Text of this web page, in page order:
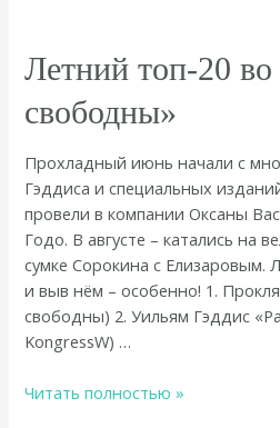
история
воскрешения»
Летний топ-20
свободны» ​
Прохладный июнь начали с
Гэддиса и специальных
провели в компании Оксаны
Годо. В августе – катались на
сумке Сорокина с Елизаровым.
и выв нём – особенно! 1.
свободны) 2. Уильям Гэддис
KongressW) …
Летний
Читать полностью »